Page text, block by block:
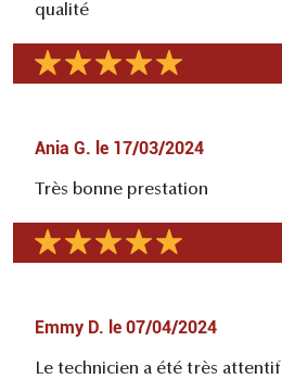
qualité
Ania G. le 17/03/2024
Très bonne prestation
Emmy D. le 07/04/2024
Le technicien a été très attentif